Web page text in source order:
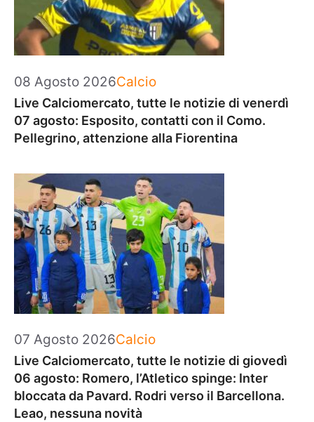
08 Agosto 2026Categorie
Calcio
Live Calciomercato, tutte le notizie di venerdì
07 agosto: Esposito, contatti con il Como.
Pellegrino, attenzione alla Fiorentina
07 Agosto 2026Categorie
Calcio
Live Calciomercato, tutte le notizie di giovedì
06 agosto: Romero, l’Atletico spinge: Inter
bloccata da Pavard. Rodri verso il Barcellona.
Leao, nessuna novità